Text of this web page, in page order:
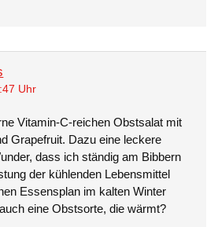
Uhr
Vitamin-C-reichen Obstsalat mit
Grapefruit. Dazu eine leckere
dass ich ständig am Bibbern
der kühlenden Lebensmittel
Essensplan im kalten Winter
eine Obstsorte, die wärmt?